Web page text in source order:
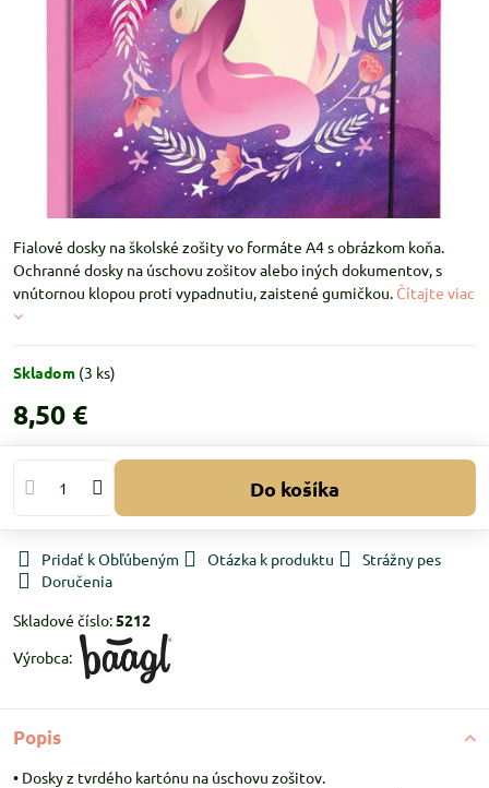
Fialové dosky na školské zošity vo formáte A4 s obrázkom koňa.
Ochranné dosky na úschovu zošitov alebo iných dokumentov, s
vnútornou klopou proti vypadnutiu, zaistené gumičkou. Čítajte viac
Skladom (3 ks)
8,50 €
Do košíka
Pridať k Obľúbeným Otázka k produktu
Strážny pes
Doručenia
Skladové číslo:5212
Výrobca:
Popis
• Dosky z tvrdého kartónu na úschovu zošitov.